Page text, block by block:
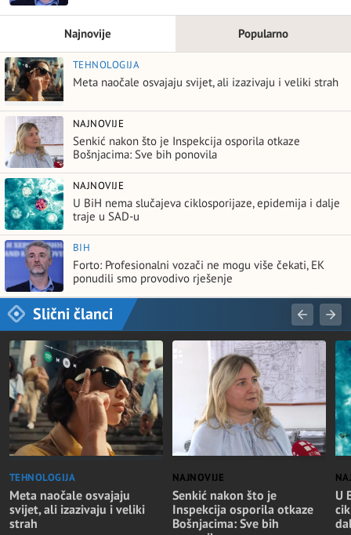
Najnovije Popularno
TEHNOLOGIJA
Meta naočale osvajaju svijet, ali izazivaju i veliki strah
NAJNOVIJE
Senkić nakon što je Inspekcija osporila otkaze
Bošnjacima: Sve bih ponovila
NAJNOVIJE
U BiH nema slučajeva ciklosporijaze, epidemija i dalje
traje u SAD-u
BIH
Forto: Profesionalni vozači ne mogu više čekati, EK
ponudili smo provodivo rješenje
Slični članci
TEHNOLOGIJA
Meta naočale osvajaju
svijet, ali izazivaju i veliki
strah
NAJNOVIJE
Senkić nakon što je
Inspekcija osporila otkaze
Bošnjacima: Sve bih
U